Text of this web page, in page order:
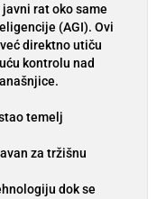
rat oko same
(AGI). Ovi
direktno utiču
kontrolu nad
temelj
za tržišnu
dok se